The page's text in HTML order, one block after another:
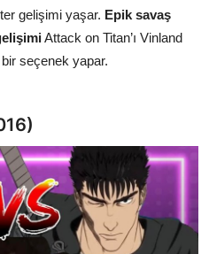
gelişimi yaşar. Epik savaş
Attack on Titan’ı Vinland
seçenek yapar.